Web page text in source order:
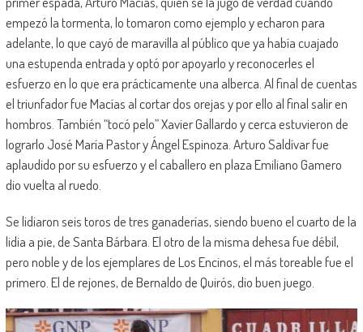
empezó la tormenta, lo tomaron como ejemplo y echaron para
adelante, lo que cayó de maravilla al público que ya había cuajado
una estupenda entrada y optó por apoyarlo y reconocerles el
esfuerzo en lo que era prácticamente una alberca. Al final de cuentas
el triunfador fue Macías al cortar dos orejas y por ello al final salir en
hombros. También “tocó pelo” Xavier Gallardo y cerca estuvieron de
lograrlo José María Pastor y Ángel Espinoza. Arturo Saldívar fue
aplaudido por su esfuerzo y el caballero en plaza Emiliano Gamero
dio vuelta al ruedo.
Se lidiaron seis toros de tres ganaderías, siendo bueno el cuarto de la
lidia a pie, de Santa Bárbara. El otro de la misma dehesa fue débil,
pero noble y de los ejemplares de Los Encinos, el más toreable fue el
primero. El de rejones, de Bernaldo de Quirós, dio buen juego.